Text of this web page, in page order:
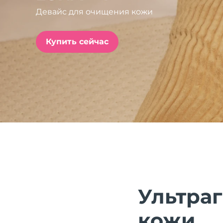
Девайс для очищения кожи
Купить сейчас
issa™ Teeth Whitening Set
FAQ™ Dual LED Panel
ПОДАРКИ И НАБОРЫ